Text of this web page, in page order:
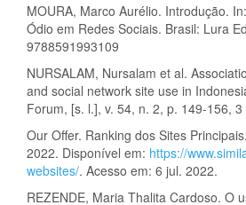
MOURA, Marco Aurélio. Introdução.
Ódio em Redes Sociais. Brasil: Lura
9788591993109
NURSALAM, Nursalam et al.
and social network site use in
Forum, [s. l.], v. 54, n. 2, p. 149-156,
Our Offer. Ranking dos Sites
2022. Disponível em: https://
websites/. Acesso em: 6 jul. 2022.
REZENDE, Maria Thalita Cardoso. O